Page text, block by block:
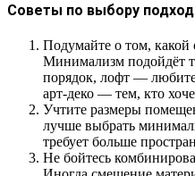
Советы по выбору
Подумайте о том,
Минимализм подойдёт
порядок, лофт —
арт-деко — тем, кто
Учтите размеры
лучше выбрать
требует больше
Не бойтесь